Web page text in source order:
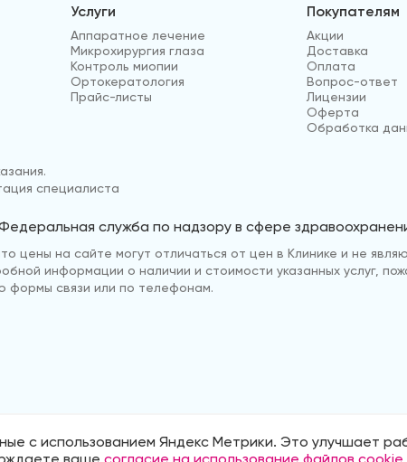
Услуги
Аппаратное лечение
Микрохирургия глаза
Контроль миопии
Ортокератология
Прайс-листы
Покупателям
Акции
Доставка
Оплата
Вопрос-ответ
Лицензии
Оферта
Обработка
специалиста
служба по надзору в сфере
цены на сайте могут отличаться от цен в Клинике и не
информации о наличии и стоимости указанных услуг,
связи или по телефонам.
Политика обработки персональных данных
с использованием Яндекс Метрики. Это улучшает